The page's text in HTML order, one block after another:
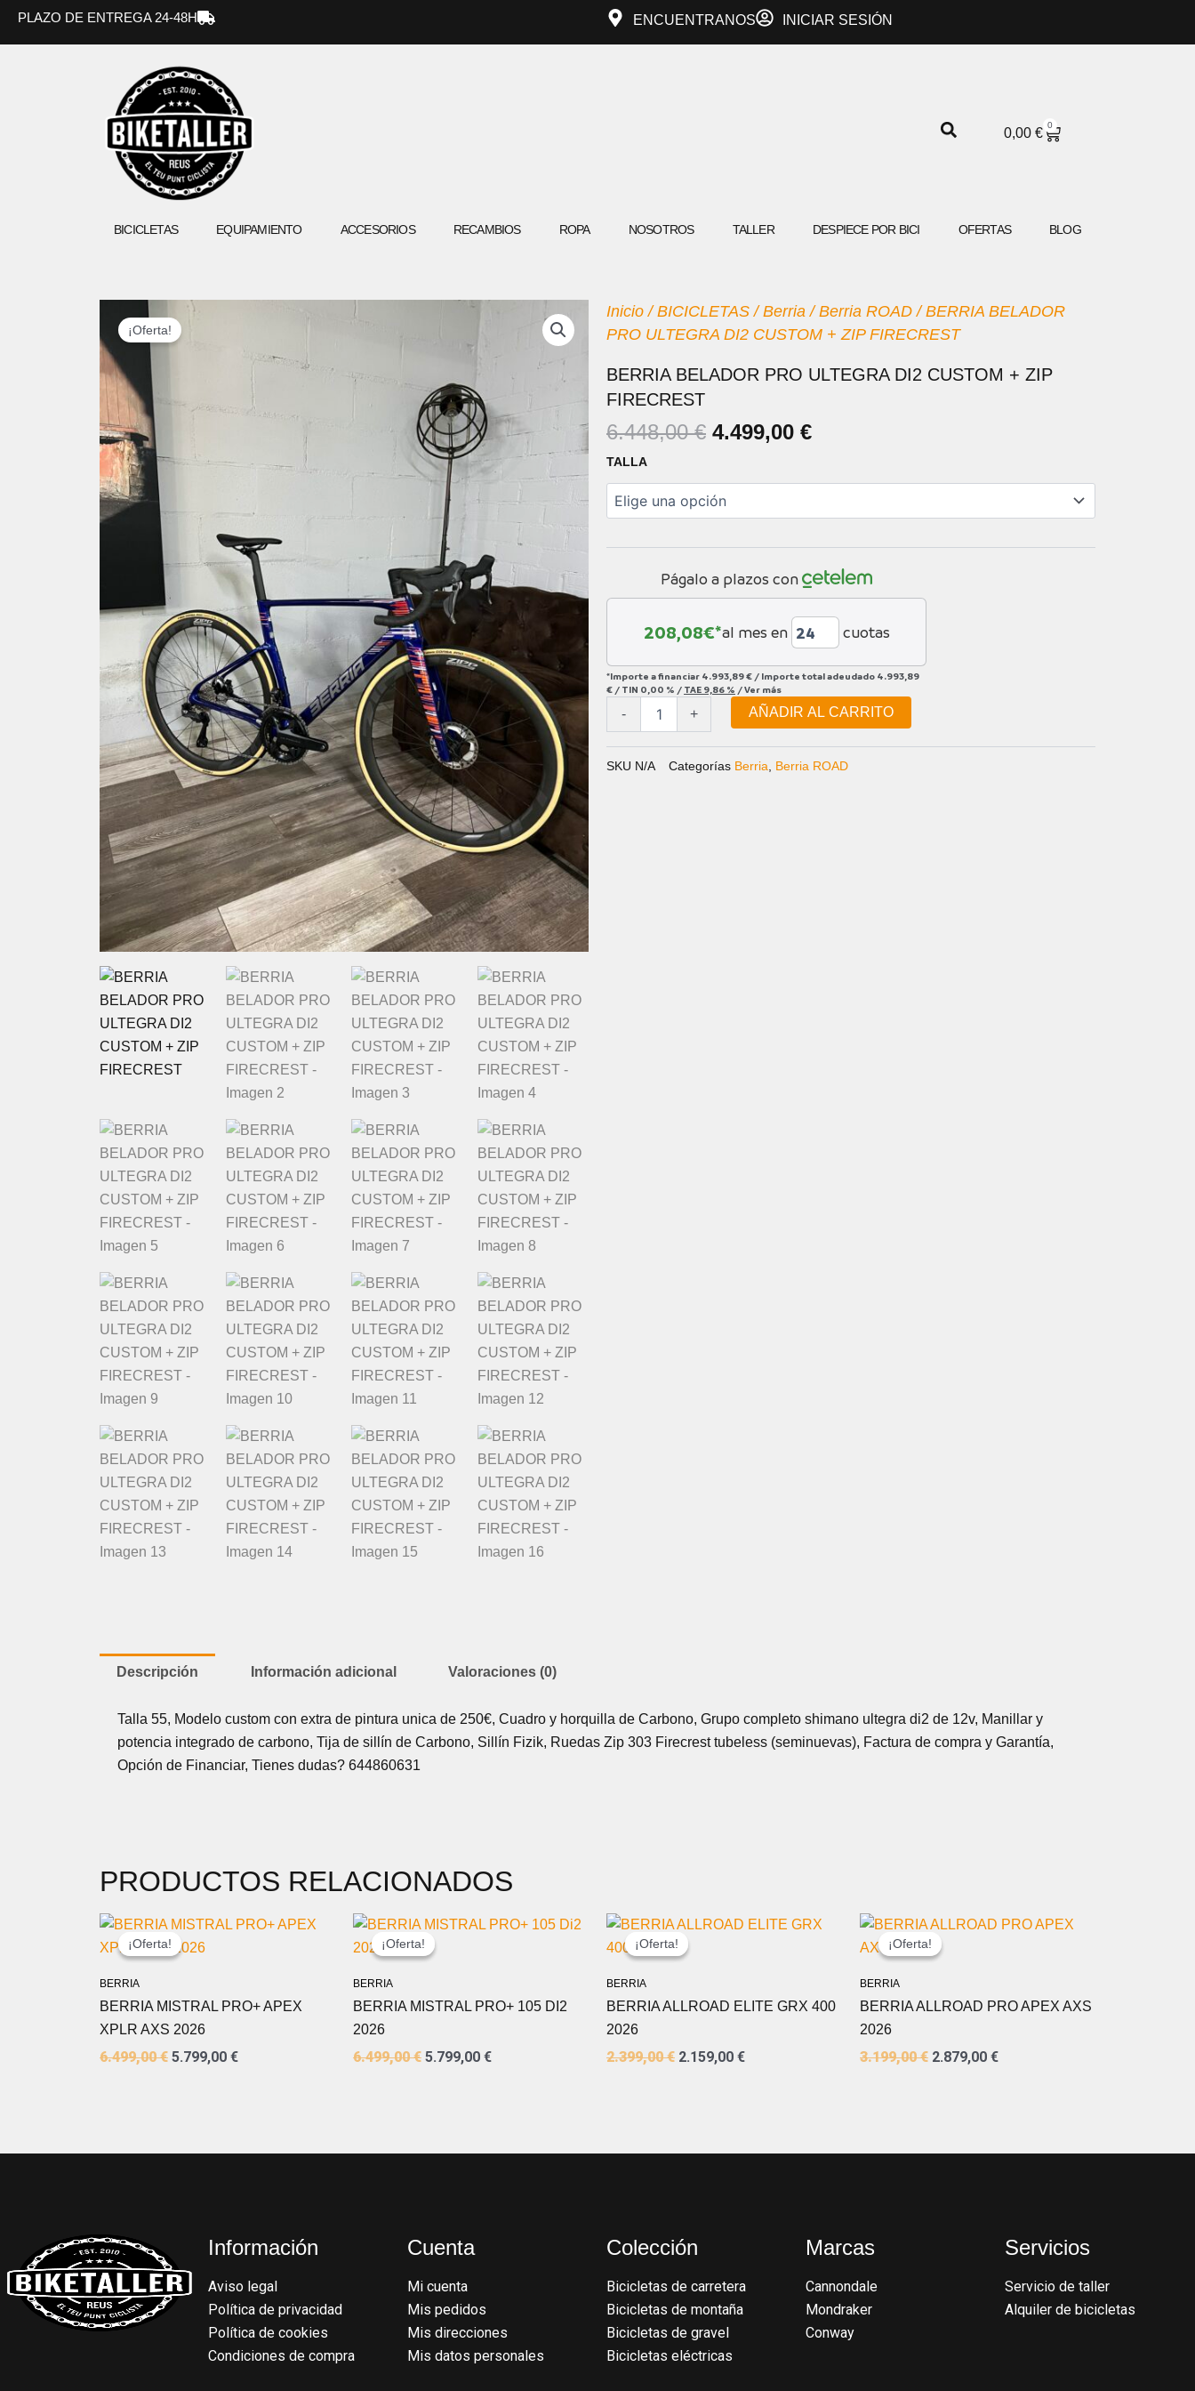
PLAZO DE ENTREGA 24-48H ENCUENTRANOS INICIAR SESIÓN
0,00 €
0
CARRITO
BICICLETAS EQUIPAMIENTO ACCESORIOS RECAMBIOS ROPA NOSOTROS TALLER DESPIECE POR BICI OFERTAS BLOG
¡Oferta!
Inicio /BICICLETAS /Berria /Berria ROAD / BERRIA BELADOR
PRO ULTEGRA DI2 CUSTOM + ZIP FIRECREST
BERRIA BELADOR PRO ULTEGRA DI2 CUSTOM + ZIP
FIRECREST
6.448,00€ EL
ORIGINAL
ERA:
6.448,00 €.
4.499,00 €EL
ACTUAL
4.499,00 €.
TALLA
Págalo a plazos con
208,08€*al mes en cuotas
*Importe a financiar 4.993,89 € / Importe total adeudado 4.993,89
€ / TIN 0,00 % / TAE 9,86 % /Ver más
-
BERRIA
ULTEGRA
CUSTOM
FIRECREST
+ AÑADIR AL CARRITO
SKU N/A Categorías Berria Berria ROAD
Descripción Información adicional Valoraciones (0)
Talla 55, Modelo custom con extra de pintura unica de 250€, Cuadro y horquilla de Carbono, Grupo completo shimano ultegra di2 de 12v, Manillar y
potencia integrado de carbono, Tija de sillín de Carbono, Sillín Fizik, Ruedas Zip 303 Firecrest tubeless (seminuevas), Factura de compra y Garantía,
Opción de Financiar, Tienes dudas? 644860631
PRODUCTOS RELACIONADOS
¡Oferta!
BERRIA
¡Oferta!
BERRIA MISTRAL PRO+ APEX
XPLR AXS 2026
6.499,00€
EL
PRECIO
ORIGINAL
5.799,00 €
EL
¡Oferta!
BERRIA
¡Oferta!
BERRIA MISTRAL PRO+ 105 DI2
2026
6.499,00€
EL
ORIGINAL
5.799,00 €
EL
¡Oferta!
BERRIA
¡Oferta!
BERRIA ALLROAD ELITE GRX 400
2026
2.399,00€
EL
ORIGINAL
2.159,00 €
EL
¡Oferta!
BERRIA
¡Oferta!
BERRIA ALLROAD PRO APEX AXS
2026
3.199,00€
EL
ORIGINAL
2.879,00 €
EL
Información
Aviso legal
Política de privacidad
Política de cookies
Condiciones de compra
Cuenta
Mi cuenta
Mis pedidos
Mis direcciones
Mis datos personales
Colección
Bicicletas de carretera
Bicicletas de montaña
Bicicletas de gravel
Bicicletas eléctricas
Marcas
Cannondale
Mondraker
Conway
Servicios
Servicio de taller
Alquiler de bicicletas